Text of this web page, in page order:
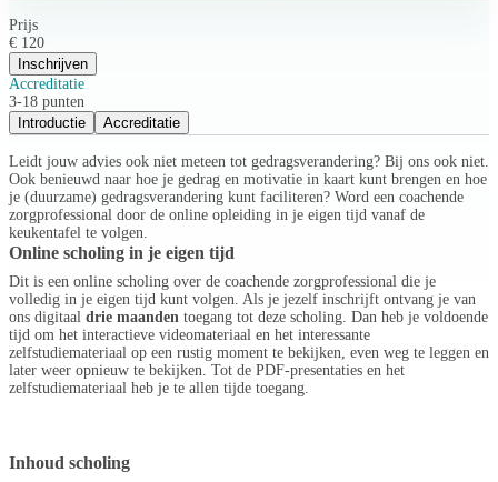
Prijs
€ 120
Inschrijven
Accreditatie
3-18 punten
Introductie
Accreditatie
Leidt jouw advies ook niet meteen tot gedragsverandering? Bij ons ook niet.
Ook benieuwd naar hoe je gedrag en motivatie in kaart kunt brengen en hoe
je (duurzame) gedragsverandering kunt faciliteren? Word een coachende
zorgprofessional door de online opleiding in je eigen tijd vanaf de
keukentafel te volgen.
Online scholing in je eigen tijd
Dit is een online scholing over de coachende zorgprofessional die je
volledig in je eigen tijd kunt volgen. Als je jezelf inschrijft ontvang je van
ons digitaal drie maanden toegang tot deze scholing. Dan heb je voldoende
tijd om het interactieve videomateriaal en het interessante
zelfstudiemateriaal op een rustig moment te bekijken, even weg te leggen en
later weer opnieuw te bekijken. Tot de PDF-presentaties en het
zelfstudiemateriaal heb je te allen tijde toegang.
Inhoud scholing